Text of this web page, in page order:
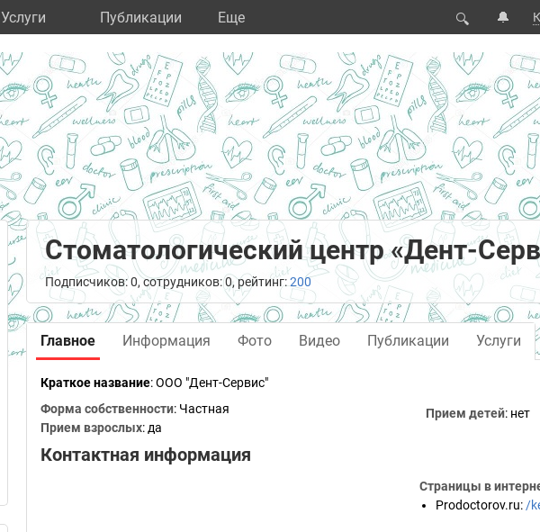
Услуги Публикации Eще 🔍 🔔
Стоматологический центр «Дент-
Подписчиков: 0, сотрудников: 0, рейтинг:200
Главное Информация Фото Видео Публикации Услуги
Краткое название:ООО "Дент-Сервис"
Форма собственности: Частная
Прием взрослых: да
Прием детей: нет
Контактная информация
Страницы в
Prodoctorov.ru: /